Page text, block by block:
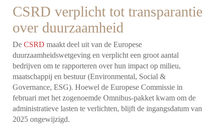
CSRD verplicht tot transparantie
over duurzaamheid
DeCSRD maakt deel uit van de Europese
duurzaamheidswetgeving en verplicht een groot aantal
bedrijven om te rapporteren over hun impact op milieu,
maatschappij en bestuur (Environmental, Social &
Governance, ESG). Hoewel de Europese Commissie in
februari met het zogenoemde Omnibus-pakket kwam om de
administratieve lasten te verlichten, blijft de ingangsdatum van
2025 ongewijzigd.